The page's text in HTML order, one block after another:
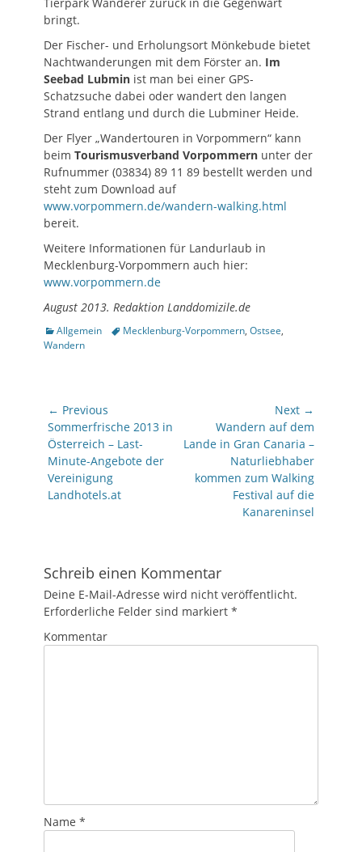
bringt.
Der Fischer- und Erholungsort Mönkebude bietet
Nachtwanderungen mit dem Förster an. Im
Seebad Lubmin ist man bei einer GPS-
Schatzsuche dabei oder wandert den langen
Strand entlang und durch die Lubminer Heide.
Der Flyer „Wandertouren in Vorpommern“ kann
beim Tourismusverband Vorpommern unter der
Rufnummer (03834) 89 11 89 bestellt werden und
steht zum Download auf
www.vorpommern.de/wandern-walking.html
bereit.
Weitere Informationen für Landurlaub in
Mecklenburg-Vorpommern auch hier:
www.vorpommern.de
August 2013. Redaktion Landdomizile.de
Categories
Allgemein TagsMecklenburg-Vorpommern, Ostsee,
Wandern
Beitragsnavigation
← Previous
Previous
post:
Sommerfrische 2013 in
Österreich – Last-
Minute-Angebote der
Vereinigung
Landhotels.at
Next →
post:
Wandern auf dem
Lande in Gran Canaria –
Naturliebhaber
kommen zum Walking
Festival auf die
Kanareninsel
Schreib einen Kommentar
Deine E-Mail-Adresse wird nicht veröffentlicht.
Erforderliche Felder sind markiert *
Kommentar
Name *